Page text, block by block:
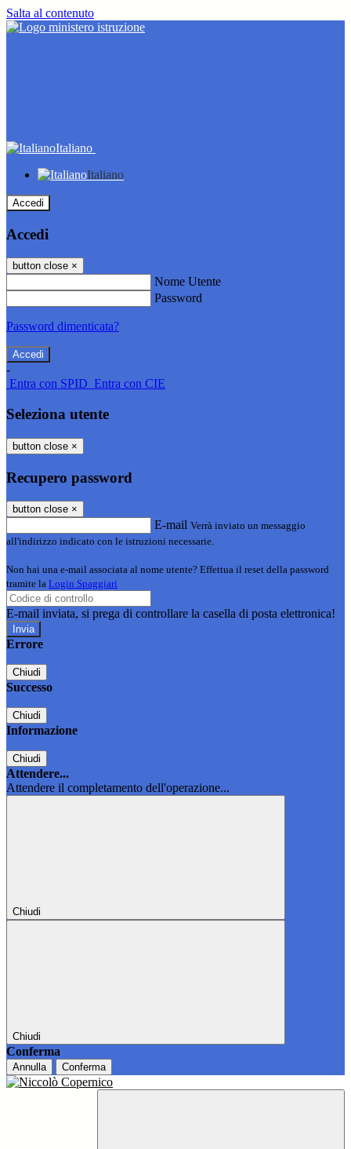
Salta al contenuto
Italiano
Italiano
Accedi
Accedi
button close ×
Nome Utente
Password
Password dimenticata?
-
Entra con SPID Entra con CIE
Seleziona utente
button close ×
Recupero password
button close ×
E-mail Verrà inviato un messaggio
all'indirizzo indicato con le istruzioni necessarie.
Non hai una e-mail associata al nome utente? Effettua il reset della password
tramite la Login Spaggiari
E-mail inviata, si prega di controllare la casella di posta elettronica!
Errore
Chiudi
Successo
Chiudi
Informazione
Chiudi
Attendere...
Attendere il completamento dell'operazione...
Chiudi
Chiudi
Conferma
Annulla Conferma